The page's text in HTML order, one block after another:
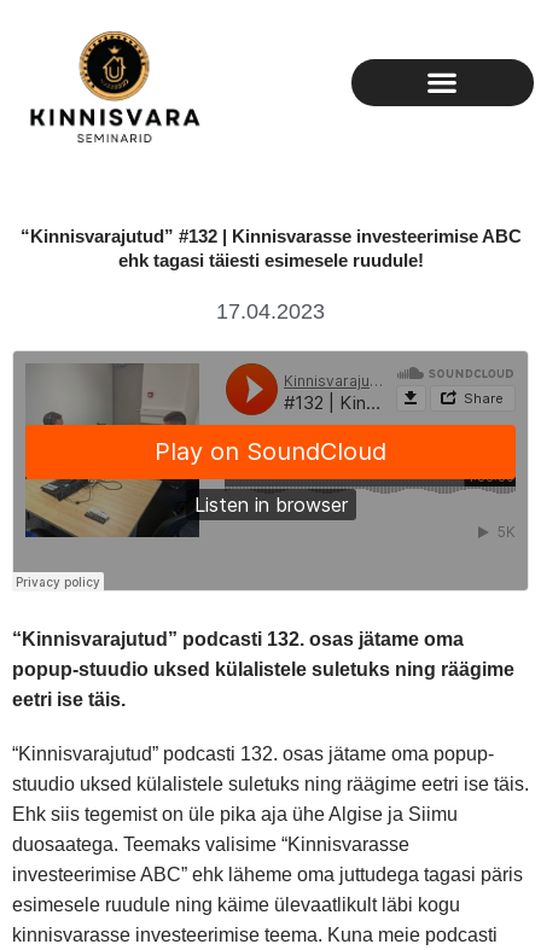
“Kinnisvarajutud” #132 | Kinnisvarasse investeerimise ABC
ehk tagasi täiesti esimesele ruudule!
17.04.2023
“Kinnisvarajutud” podcasti 132. osas jätame oma
popup-stuudio uksed külalistele suletuks ning räägime
eetri ise täis.
“Kinnisvarajutud” podcasti 132. osas jätame oma popup-
stuudio uksed külalistele suletuks ning räägime eetri ise täis.
Ehk siis tegemist on üle pika aja ühe Algise ja Siimu
duosaatega. Teemaks valisime “Kinnisvarasse
investeerimise ABC” ehk läheme oma juttudega tagasi päris
esimesele ruudule ning käime ülevaatlikult läbi kogu
kinnisvarasse investeerimise teema. Kuna meie podcasti